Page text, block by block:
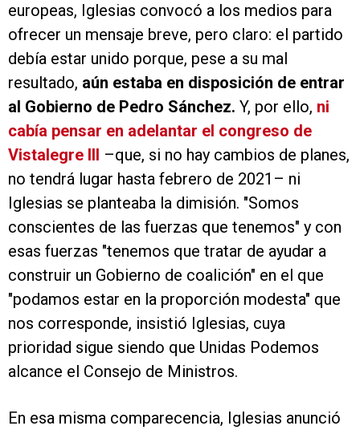
europeas, Iglesias convocó a los medios para
ofrecer un mensaje breve, pero claro: el partido
debía estar unido porque, pese a su mal
resultado, aún estaba en disposición de entrar
al Gobierno de Pedro Sánchez. Y, por ello, ni
cabía pensar en adelantar el congreso de
Vistalegre III –que, si no hay cambios de planes,
no tendrá lugar hasta febrero de 2021– ni
Iglesias se planteaba la dimisión. "Somos
conscientes de las fuerzas que tenemos" y con
esas fuerzas "tenemos que tratar de ayudar a
construir un Gobierno de coalición" en el que
"podamos estar en la proporción modesta" que
nos corresponde, insistió Iglesias, cuya
prioridad sigue siendo que Unidas Podemos
alcance el Consejo de Ministros.
En esa misma comparecencia, Iglesias anunció